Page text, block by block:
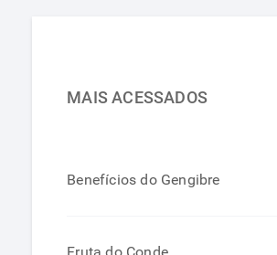
MAIS ACESSADOS
Benefícios do Gengibre
Fruta do Conde